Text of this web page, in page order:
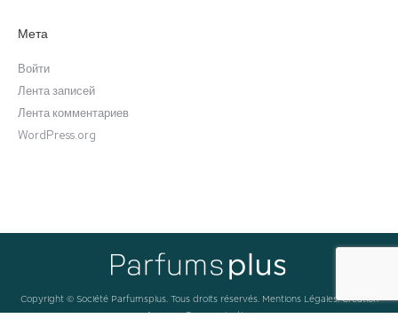
Мета
Войти
Лента записей
Лента комментариев
WordPress.org
Copyright © Société Parfumsplus. Tous droits réservés. Mentions Légales.Création
Arcanes Communication